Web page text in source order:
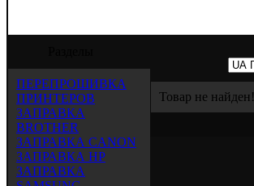
ПЕРЕПРОШИВКА
ПРИНТЕРОВ
ЗАПРАВКА
BROTHER
ЗАПРАВКА CANON
ЗАПРАВКА HP
ЗАПРАВКА
Товар не найден!